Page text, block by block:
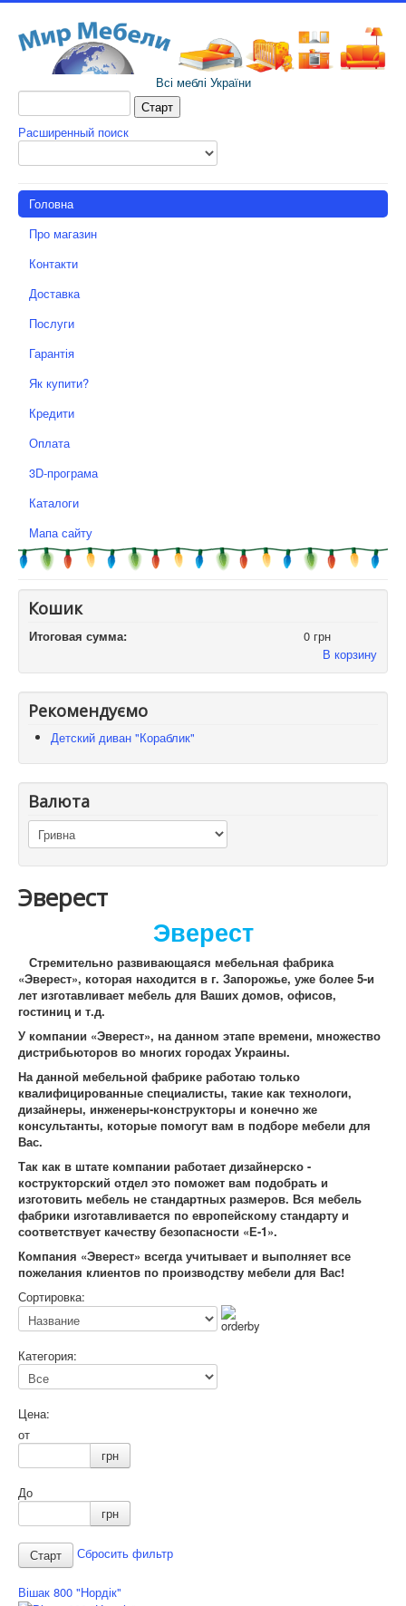
Всі меблі України
Расширенный поиск
Головна
Про магазин
Контакти
Доставка
Послуги
Гарантія
Як купити?
Кредити
Оплата
3D-програма
Каталоги
Мапа сайту
Кошик
Итоговая сумма:
0 грн
В корзину
Рекомендуємо
Детский диван "Кораблик"
Валюта
Эверест
Эверест
Стремительно развивающаяся мебельная фабрика
«Эверест», которая находится в г. Запорожье, уже более 5-и
лет изготавливает мебель для Ваших домов, офисов,
гостиниц и т.д.
У компании «Эверест», на данном этапе времени, множество
дистрибьюторов во многих городах Украины.
На данной мебельной фабрике работаю только
квалифицированные специалисты, такие как технологи,
дизайнеры, инженеры-конструкторы и конечно же
консультанты, которые помогут вам в подборе мебели для
Вас.
Так как в штате компании работает дизайнерско -
кострукторский отдел это поможет вам подобрать и
изготовить мебель не стандартных размеров. Вся мебель
фабрики изготавливается по европейскому стандарту и
соответствует качеству безопасности «Е-1».
Компания «Эверест» всегда учитывает и выполняет все
пожелания клиентов по производству мебели для Вас!
Сортировка:
Категория:
Цена:
от
грн
До
грн
Сбросить фильтр
Вішак 800 "Нордік"